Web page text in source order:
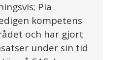
Pia
kompetens
och har gjort
under sin tid